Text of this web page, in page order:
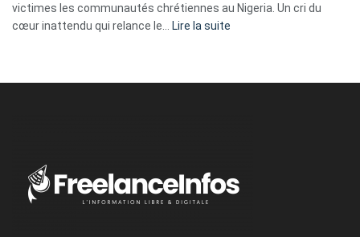
victimes les communautés chrétiennes au Nigeria. Un cri du
cœur inattendu qui relance le… Lire la suite
Nigeria,